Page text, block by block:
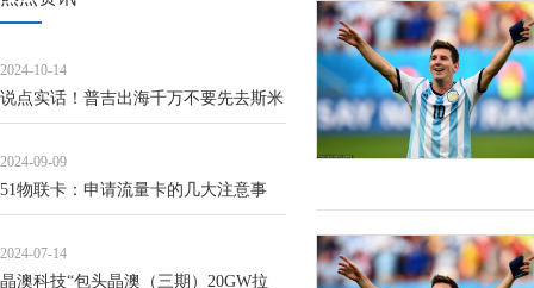
2024-10-14
说点实话！普吉出海千万不要先去斯米
2024-09-09
51物联卡：申请流量卡的几大注意事
2024-07-14
晶澳科技“包头晶澳（三期）20GW拉